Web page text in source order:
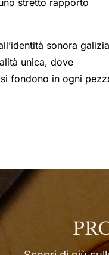
sonora
unica, dove
fondono in ogni